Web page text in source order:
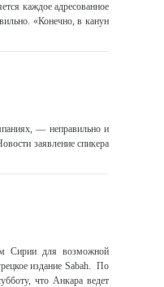
каждое адресованное
«Конечно, в канун
— неправильно и
заявление спикера
Сирии для возможной
издание Sabah. По
что Анкара ведет